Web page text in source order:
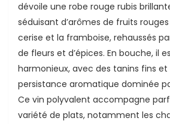
dévoile une robe rouge rubis
séduisant d’arômes de fruits
cerise et la framboise, rehaussés
de fleurs et d’épices. En bouche, il
harmonieux, avec des tanins fins et
persistance aromatique dominée
Ce vin polyvalent accompagne
variété de plats, notamment les